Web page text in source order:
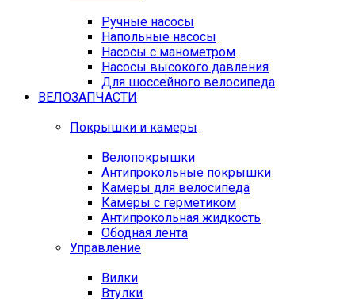
Ручные насосы
Напольные насосы
Насосы с манометром
Насосы высокого давления
Для шоссейного велосипеда
ВЕЛОЗАПЧАСТИ
Покрышки и камеры
Велопокрышки
Антипрокольные покрышки
Камеры для велосипеда
Камеры с герметиком
Антипрокольная жидкость
Ободная лента
Управление
Вилки
Втулки